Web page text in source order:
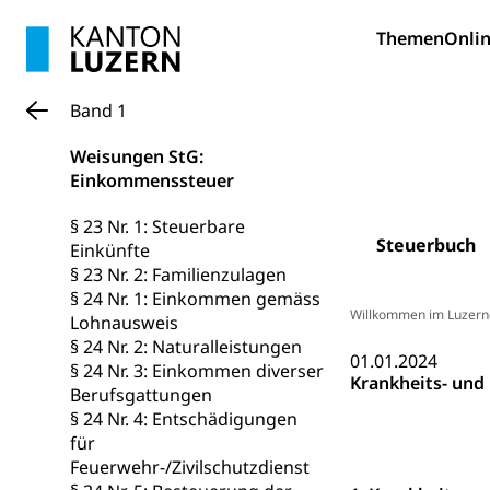
Themen
Steuerbuch
Band 1
Weisungen StG:
Einkommenssteuer
§ 23 Nr. 1: Steuerbare
Einkünfte
§ 23 Nr. 2: Familienzulagen
§ 24 Nr. 1: Einkommen gemäss
Lohnausweis
§ 24 Nr. 2: Naturalleistungen
§ 24 Nr. 3: Einkommen diverser
Berufsgattungen
§ 24 Nr. 4: Entschädigungen
für
Feuerwehr-/Zivilschutzdienst
Willkommen im
01.01.2024
Krankheits-
Hunde
Bestattung,
Kantonaler
Polizei